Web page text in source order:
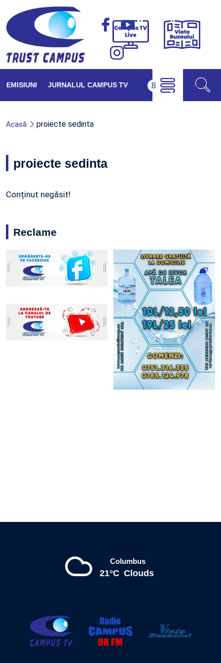
Campus
Viața
EMISIUNI JURNALUL CAMPUS TV
Acasă proiecte sedinta
proiecte sedinta
Conținut negăsit!
Reclame
Columbus
21°C Clouds